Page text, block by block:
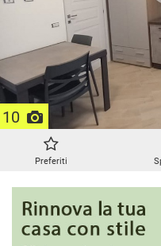
MONOLOCALI
BILOCALI
TRILOCALI
QUADRILOCALI
LOFT
MANSARDE
VILLE
LOCALI
MAGAZZINI
NEGOZI
UFFICI
COMMERCIALI
10
Preferiti